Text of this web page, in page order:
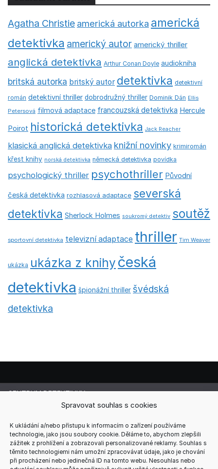
Spravovat souhlas s cookies
K ukládání a/nebo přístupu k informacím o zařízení používáme
technologie, jako jsou soubory cookie. Děláme to, abychom zlepšili
zážitek z prohlížení a zobrazovali personalizované reklamy. Souhlas s
těmito technologiemi nám umožní zpracovávat údaje, jako je chování
při procházení nebo jedinečná ID na tomto webu. Nesouhlas nebo
Agatha Christie americká autorka americká
detektivka americký autor americký thriller
anglická detektivka Arthur Conan Doyle audiokniha
britská autorka britský autor detektivka detektivní
román detektivní thriller dobrodružný thriller Dominik Dán Ellis
Petersová filmová adaptace francouzská detektivka Hercule
Poirot historická detektivka Jack Reacher
klasická anglická detektivka knižní novinky krimiromán
křest knihy norská detektivka německá detektivka povídka
psychologický thriller psychothriller Původní
česká detektivka rozhlasová adaptace severská
detektivka Sherlock Holmes soukromý detektiv soutěž
sportovní detektivka televizní adaptace thriller Tim Weaver
ukázka ukázka z knihy česká
detektivka špionážní thriller švédská
detektivka
CENTRUM DETEKTIVKY
Lucie Cermanová
Telefon: +420 607 856 085
E-mail: redakce@centrum-detektivky.cz
Jakékoliv přebírání obsahu povoleno pouze s písemným
souhlasem redakce.